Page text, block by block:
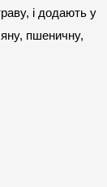
і додають у
пшеничну,